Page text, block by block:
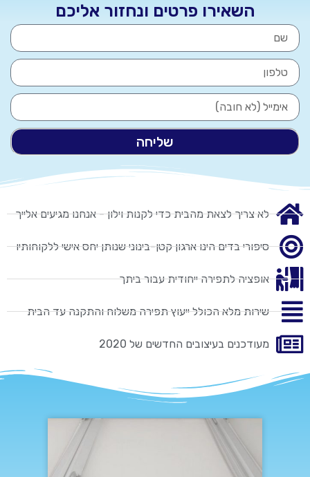
השאירו פרטים ונחזור אליכם
שליחה
לא צריך לצאת מהבית כדי לקנות וילון - אנחנו מגיעים אלייך
סיפורי בדים הינו ארגון קטן-בינוני שנותן יחס אישי ללקוחותיו
אופציה לתפירה ייחודית עבור ביתך
שירות מלא הכולל ייעוץ תפירה משלוח והתקנה עד הבית
מעודכנים בעיצובים החדשים של 2020